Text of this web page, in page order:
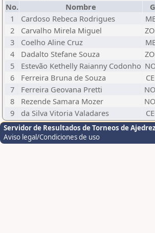
No. Nombre
1
Cardoso Rebeca Rodrigues
2
Carvalho Mirela Miguel
3
Coelho Aline Cruz
4
Dadalto Stefane Souza
5
Estevão Kethelly Raianny Codonho
6
Ferreira Bruna de Souza
7
Ferreira Geovana Pretti
8
Rezende Samara Mozer
9
da Silva Vitoria Valadares
Servidor de Resultados de Torneos de Ajedrez
Aviso legal/Condiciones de uso